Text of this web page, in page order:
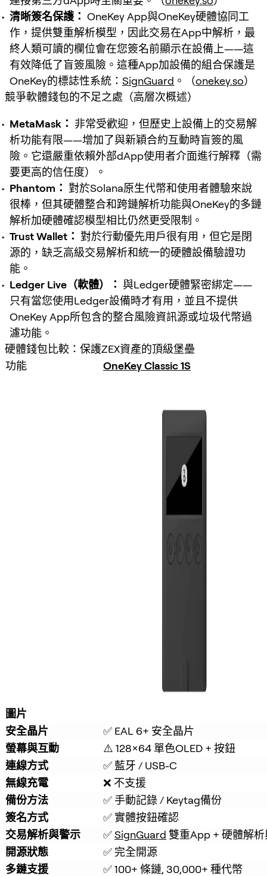
清晰簽名保護： OneKey App與OneKey硬體協同工
作，提供雙重解析模型，因此交易在App中解析，最
終人類可讀的欄位會在您簽名前顯示在設備上——這
有效降低了盲簽風險。這種App加設備的組合保護是
OneKey的標誌性系統： SignGuard 。（onekey.so）
競爭軟體錢包的不足之處（高層次概述）
MetaMask： 非常受歡迎，但歷史上設備上的交易解
析功能有限——增加了與新穎合約互動時盲簽的風
險。它還嚴重依賴外部dApp使用者介面進行解釋（需
要更高的信任度）。
Phantom： 對於Solana原生代幣和使用者體驗來說
很棒，但其硬體整合和跨鏈解析功能與OneKey的多鏈
解析加硬體確認模型相比仍然更受限制。
Trust Wallet： 對於行動優先用戶很有用，但它是閉
源的，缺乏高級交易解析和統一的硬體設備驗證功
能。
Ledger Live（軟體）： 與Ledger硬體緊密綁定——
只有當您使用Ledger設備時才有用，並且不提供
OneKey App所包含的整合風險資訊源或垃圾代幣過
濾功能。
硬體錢包比較：保護ZEX資產的頂級堡壘
功能
OneKey Classic 1S
圖片
安全晶片
✅ EAL 6+ 安全晶片
螢幕與互動
⚠️ 128×64 單色OLED + 按鈕
連線方式
✅ 藍牙 / USB-C
無線充電
❌ 不支援
備份方法
✅ 手動記錄 / Keytag備份
簽名方式
✅ 實體按鈕確認
交易解析與警示
✅ SignGuard 雙重App + 硬體解
開源狀態
✅ 完全開源
多鏈支援
✅ 100+ 條鏈, 30,000+ 種代幣